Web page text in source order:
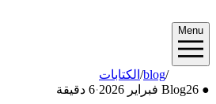
Menu
الكتابات /blog/2026/02
●
Blog26 فبراير 2026 ·6 دقيقة